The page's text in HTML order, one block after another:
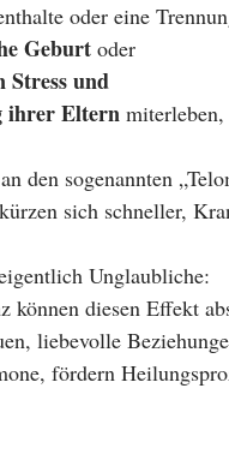
oder eine
Geburt oder
Stress und
ihrer Eltern
den sogenannten
sich schneller,
Unglaubliche:
können diesen Effekt
liebevolle
fördern